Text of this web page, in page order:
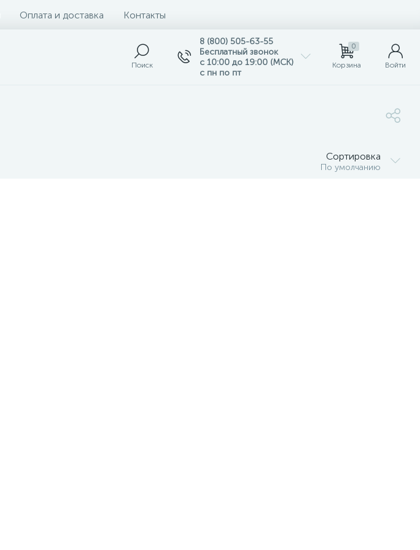
Оплата и доставка Контакты
Поиск
8 (800) 505-63-55
Бесплатный звонок
с 10:00 до 19:00 (МСК)
с пн по пт
0
Корзина Войти
Сортировка
По умолчанию